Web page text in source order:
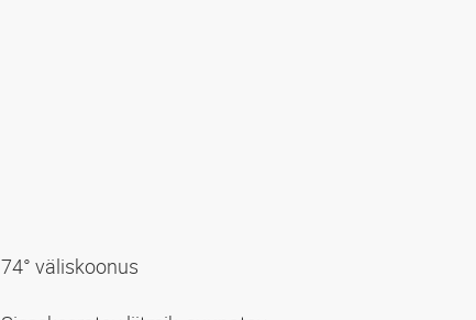
74° väliskoonus